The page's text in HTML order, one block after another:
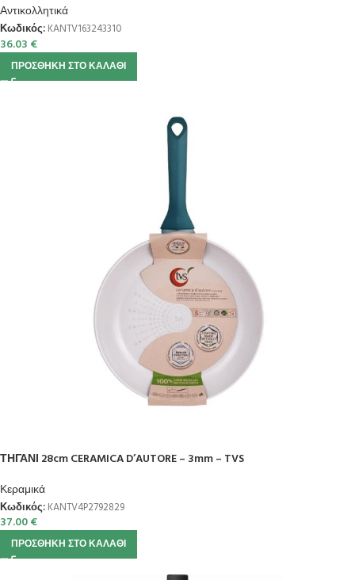
Αντικολλητικά
Κωδικός: KANTV163243310
36.03 €
ΠΡΟΣΘΉΚΗ ΣΤΟ ΚΑΛΆΘΙ
ΤΗΓΑΝΙ 28cm CERAMICA D’AUTORE – 3mm – TVS
Κεραμικά
Κωδικός: KANTV4P2792829
37.00€
ΠΡΟΣΘΉΚΗ ΣΤΟ ΚΑΛΆΘΙ